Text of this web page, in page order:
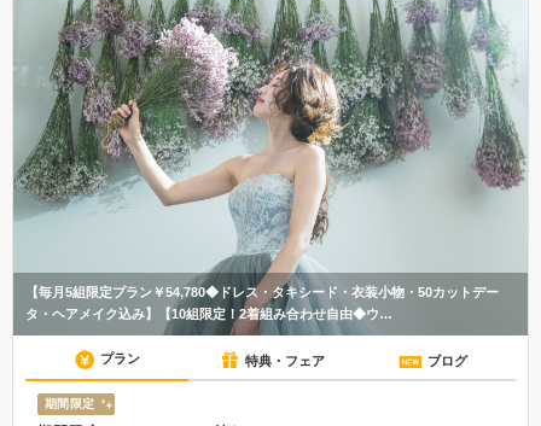
オンライン相談OK
タ・ヘアメイク込み】【10組限定！2着組み合わせ自由◆ウ…
プラン